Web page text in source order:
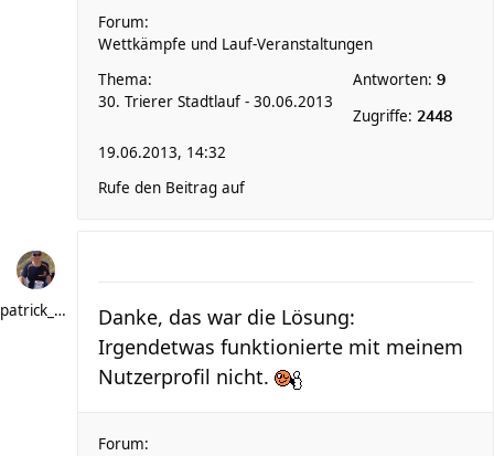
Forum:
Wettkämpfe und Lauf-Veranstaltungen
Thema:
30. Trierer Stadtlauf - 30.06.2013
Antworten: 9
Zugriffe: 2448
19.06.2013, 14:32
Rufe den Beitrag auf
patrick_schere
Danke, das war die Lösung:
Irgendetwas funktionierte mit meinem
Nutzerprofil nicht.
Forum: